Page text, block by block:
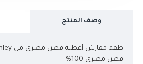
وصف المنتج
قطن مصري 100%